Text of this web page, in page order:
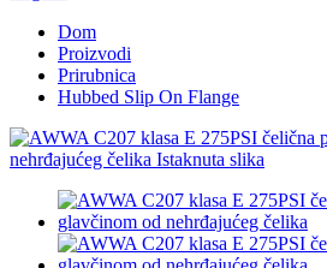
Dom
Proizvodi
Prirubnica
Hubbed Slip On Flange